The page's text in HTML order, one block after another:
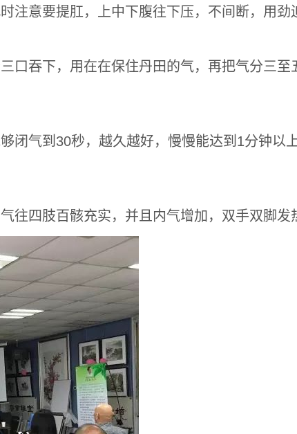
注意要提肛，上中下腹往下压，不间断，用劲
口吞下，用在在保住丹田的气，再把气分三
闭气到30秒，越久越好，慢慢能达到1分钟以
往四肢百骸充实，并且内气增加，双手双脚发